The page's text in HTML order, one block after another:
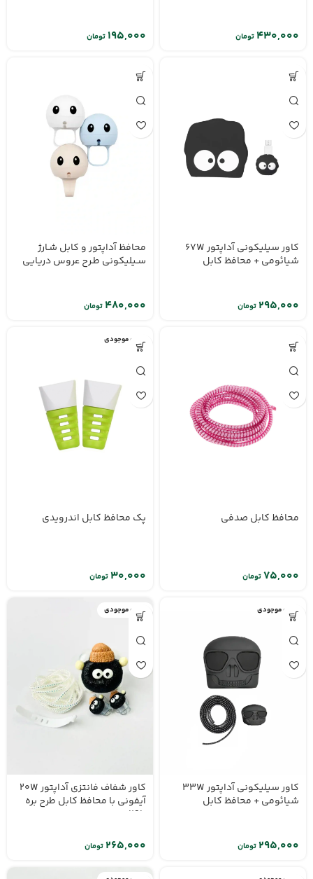
تومان تومان
کاور سیلیکونی آداپتور 67W
شیائومی + محافظ کابل
تومان
محافظ آداپتور و كابل شـارژ
سـيليكونی طـرح عروس دریایی
تومان
محافظ کابل صدفی
تومان
اتمام موجودی
پک محافظ کابل اندرویدی
تومان
اتمام موجودی
کاور سیلیکونی آداپتور 33W
شیائومی + محافظ کابل
تومان
اتمام موجودی
کاور شفاف فانتزی آداپتور 20W
آیفونی با محافظ کابل طرح بره
ناقلا
تومان